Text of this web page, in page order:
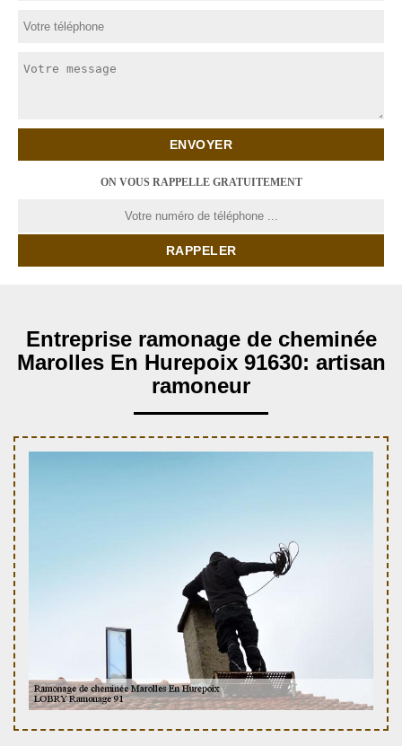
ON VOUS RAPPELLE GRATUITEMENT
Entreprise ramonage de cheminée
Marolles En Hurepoix 91630: artisan
ramoneur